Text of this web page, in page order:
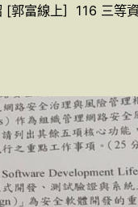
[郭富線上] 116 三等